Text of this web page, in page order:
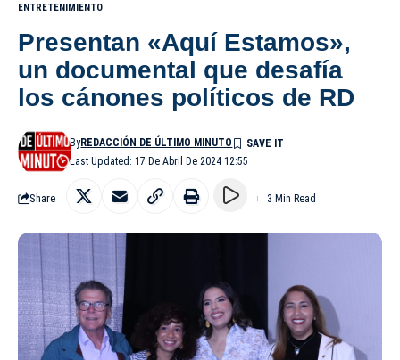
ENTRETENIMIENTO
Presentan «Aquí Estamos»,
un documental que desafía
los cánones políticos de RD
Last Updated: 17 De Abril De 2024 12:55
ByREDACCIÓN DE ÚLTIMO MINUTO
Share 3 Min Read